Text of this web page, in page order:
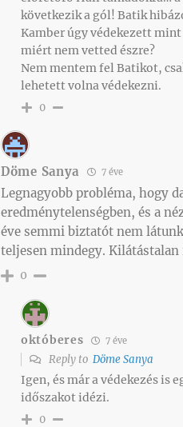
következik a gól! Batik
Kamber úgy védekezett
miért nem vetted észre?
Nem mentem fel Batikot,
lehetett volna védekezni.
0
Döme Sanya 7 éve
Legnagyobb probléma, hogy
eredménytelenségben, és a
éve semmi biztatót nem
teljesen mindegy.
0
októberes 7 éve
Reply to Döme Sanya
Igen, és már a védekezés is
időszakot idézi.
0